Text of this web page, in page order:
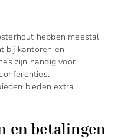
hebben meestal
bij kantoren en
zijn handig voor
bieden extra
en betalingen